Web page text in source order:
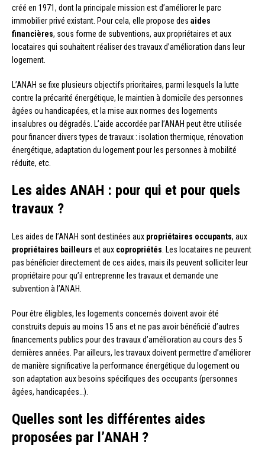
créé en 1971, dont la principale mission est d’améliorer le parc
immobilier privé existant. Pour cela, elle propose des aides
financières, sous forme de subventions, aux propriétaires et aux
locataires qui souhaitent réaliser des travaux d’amélioration dans leur
logement.
L’ANAH se fixe plusieurs objectifs prioritaires, parmi lesquels la lutte
contre la précarité énergétique, le maintien à domicile des personnes
âgées ou handicapées, et la mise aux normes des logements
insalubres ou dégradés. L’aide accordée par l’ANAH peut être utilisée
pour financer divers types de travaux : isolation thermique, rénovation
énergétique, adaptation du logement pour les personnes à mobilité
réduite, etc.
Les aides ANAH : pour qui et pour quels
travaux ?
Les aides de l’ANAH sont destinées aux propriétaires occupants, aux
propriétaires bailleurs et aux copropriétés . Les locataires ne peuvent
pas bénéficier directement de ces aides, mais ils peuvent solliciter leur
propriétaire pour qu’il entreprenne les travaux et demande une
subvention à l’ANAH.
Pour être éligibles, les logements concernés doivent avoir été
construits depuis au moins 15 ans et ne pas avoir bénéficié d’autres
financements publics pour des travaux d’amélioration au cours des 5
dernières années. Par ailleurs, les travaux doivent permettre d’améliorer
de manière significative la performance énergétique du logement ou
son adaptation aux besoins spécifiques des occupants (personnes
âgées, handicapées…).
Quelles sont les différentes aides
proposées par l’ANAH ?